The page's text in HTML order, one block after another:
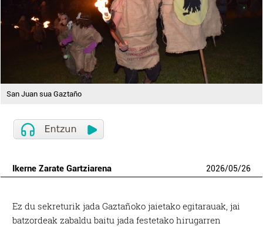
San Juan sua Gaztaño
Ikerne Zarate Gartziarena 2026/05/26
Ez du sekreturik jada Gaztañoko jaietako egitarauak, jai
batzordeak zabaldu baitu jada festetako hirugarren